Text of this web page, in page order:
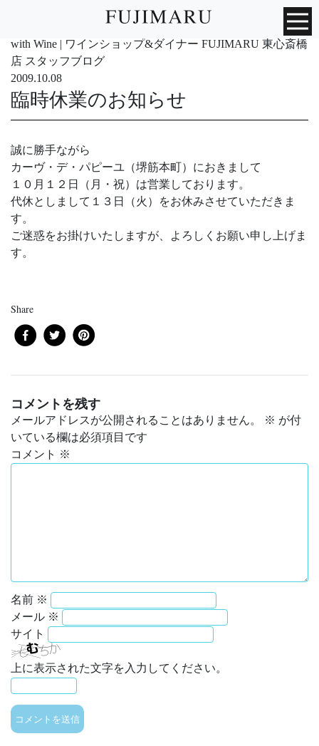
with Wine | ワインショップ&ダイナー FUJIMARU 東心斎橋
店 スタッフブログ
2009.10.08
臨時休業のお知らせ
誠に勝手ながら
カーヴ・デ・パピーユ（堺筋本町）におきまして
１０月１２日（月・祝）は営業しております。
代休としまして１３日（火）をお休みさせていただきま
す。
ご迷惑をお掛けいたしますが、よろしくお願い申し上げま
す。
Share
コメントを残す
メールアドレスが公開されることはありません。 ※ が付
いている欄は必須項目です
コメント ※
名前 ※
メール ※
サイト
上に表示された文字を入力してください。